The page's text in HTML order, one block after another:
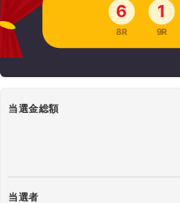
6
8R
1
9R
当選金総額
当選者